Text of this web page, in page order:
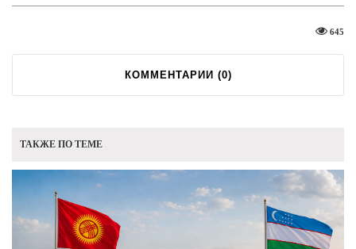
645
КОММЕНТАРИИ (0)
ТАКЖЕ ПО ТЕМЕ